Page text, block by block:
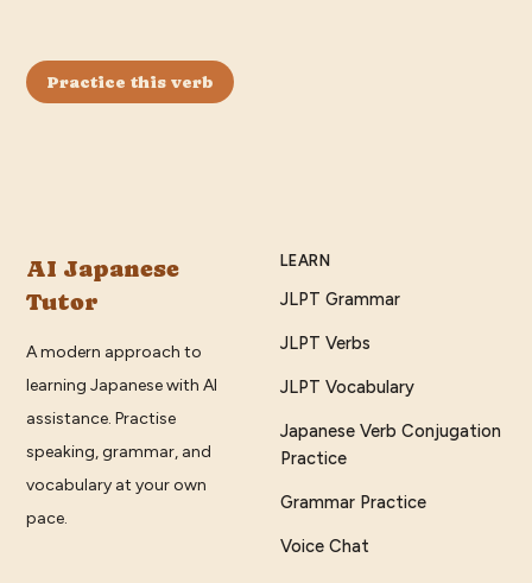
Practice this verb
AI Japanese
Tutor
A modern approach to
learning Japanese with AI
assistance. Practise
speaking, grammar, and
vocabulary at your own
pace.
LEARN
JLPT Grammar
JLPT Verbs
JLPT Vocabulary
Japanese Verb Conjugation
Practice
Grammar Practice
Voice Chat